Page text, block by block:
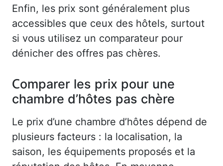
Enfin, les prix sont généralement plus
accessibles que ceux des hôtels, surtout
si vous utilisez un comparateur pour
dénicher des offres pas chères.
Comparer les prix pour une
chambre d’hôtes pas chère
Le prix d’une chambre d’hôtes dépend de
plusieurs facteurs : la localisation, la
saison, les équipements proposés et la